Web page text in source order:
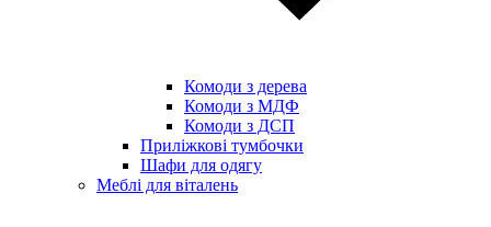
Комоди з дерева
Комоди з МДФ
Комоди з ДСП
Приліжкові тумбочки
Шафи для одягу
Меблі для віталень